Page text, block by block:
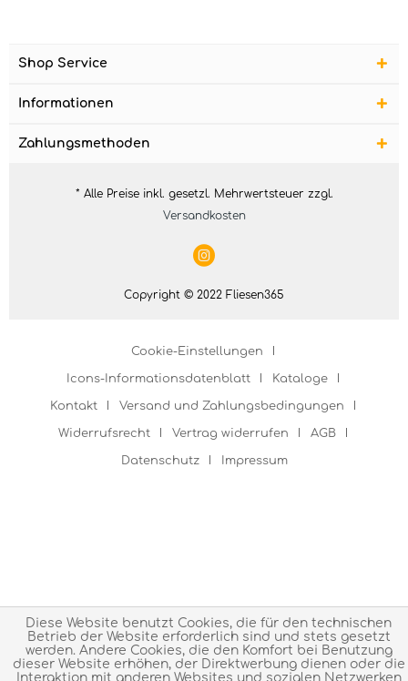
Shop Service
Informationen
Zahlungsmethoden
* Alle Preise inkl. gesetzl. Mehrwertsteuer zzgl.
Versandkosten
Copyright © 2022 Fliesen365
Cookie-Einstellungen
Icons-Informationsdatenblatt Kataloge
Kontakt Versand und Zahlungsbedingungen
Widerrufsrecht Vertrag widerrufen AGB
Datenschutz Impressum
Diese Website benutzt Cookies, die für den technischen
Betrieb der Website erforderlich sind und stets gesetzt
werden. Andere Cookies, die den Komfort bei Benutzung
dieser Website erhöhen, der Direktwerbung dienen oder die
Interaktion mit anderen Websites und sozialen Netzwerken